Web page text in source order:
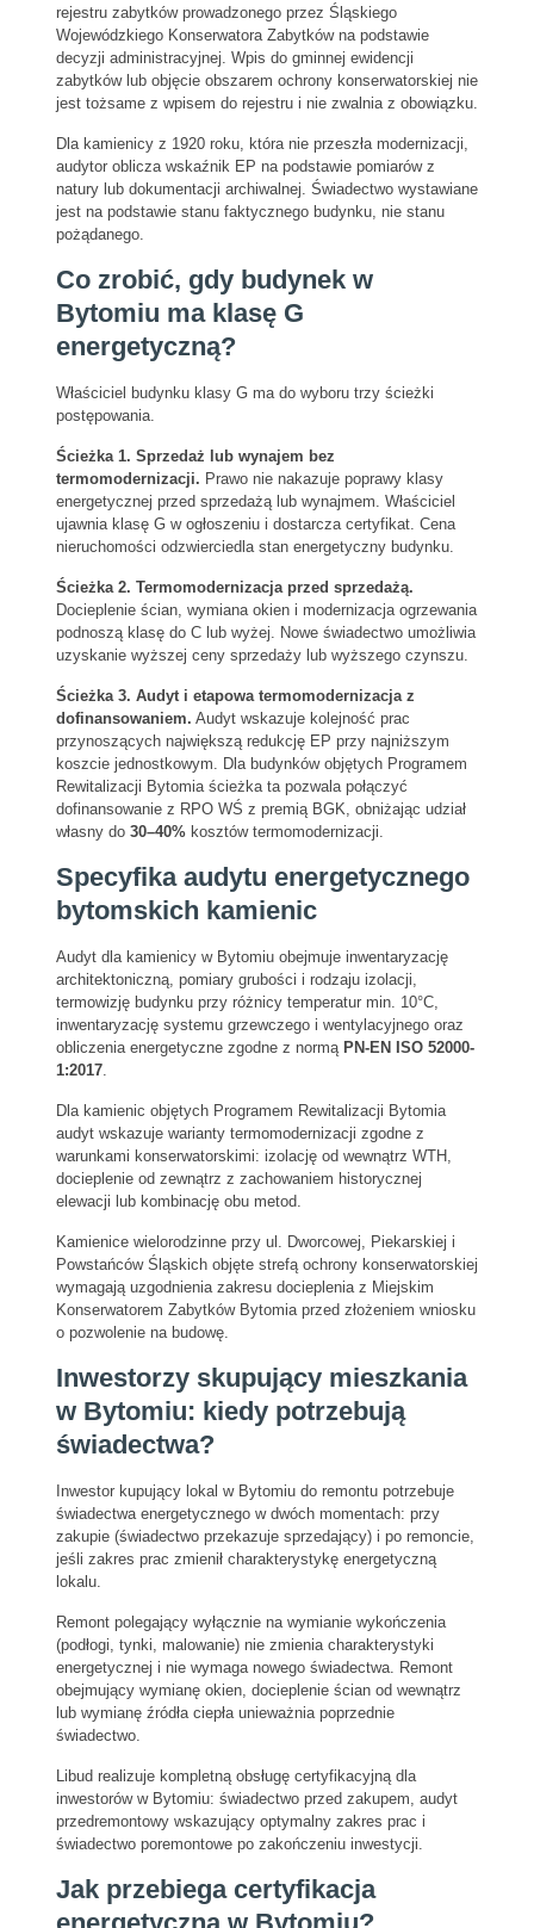
rejestru zabytków prowadzonego przez Śląskiego
Wojewódzkiego Konserwatora Zabytków na podstawie
decyzji administracyjnej. Wpis do gminnej ewidencji
zabytków lub objęcie obszarem ochrony konserwatorskiej nie
jest tożsame z wpisem do rejestru i nie zwalnia z obowiązku.
Dla kamienicy z 1920 roku, która nie przeszła modernizacji,
audytor oblicza wskaźnik EP na podstawie pomiarów z
natury lub dokumentacji archiwalnej. Świadectwo wystawiane
jest na podstawie stanu faktycznego budynku, nie stanu
pożądanego.
Co zrobić, gdy budynek w
Bytomiu ma klasę G
energetyczną?
Właściciel budynku klasy G ma do wyboru trzy ścieżki
postępowania.
Ścieżka 1. Sprzedaż lub wynajem bez
termomodernizacji. Prawo nie nakazuje poprawy klasy
energetycznej przed sprzedażą lub wynajmem. Właściciel
ujawnia klasę G w ogłoszeniu i dostarcza certyfikat. Cena
nieruchomości odzwierciedla stan energetyczny budynku.
Ścieżka 2. Termomodernizacja przed sprzedażą.
Docieplenie ścian, wymiana okien i modernizacja ogrzewania
podnoszą klasę do C lub wyżej. Nowe świadectwo umożliwia
uzyskanie wyższej ceny sprzedaży lub wyższego czynszu.
Ścieżka 3. Audyt i etapowa termomodernizacja z
dofinansowaniem. Audyt wskazuje kolejność prac
przynoszących największą redukcję EP przy najniższym
koszcie jednostkowym. Dla budynków objętych Programem
Rewitalizacji Bytomia ścieżka ta pozwala połączyć
dofinansowanie z RPO WŚ z premią BGK, obniżając udział
własny do 30–40%kosztów termomodernizacji.
Specyfika audytu energetycznego
bytomskich kamienic
Audyt dla kamienicy w Bytomiu obejmuje inwentaryzację
architektoniczną, pomiary grubości i rodzaju izolacji,
termowizję budynku przy różnicy temperatur min. 10°C,
inwentaryzację systemu grzewczego i wentylacyjnego oraz
obliczenia energetyczne zgodne z normą PN-EN ISO 52000-
1:2017.
Dla kamienic objętych Programem Rewitalizacji Bytomia
audyt wskazuje warianty termomodernizacji zgodne z
warunkami konserwatorskimi: izolację od wewnątrz WTH,
docieplenie od zewnątrz z zachowaniem historycznej
elewacji lub kombinację obu metod.
Kamienice wielorodzinne przy ul. Dworcowej, Piekarskiej i
Powstańców Śląskich objęte strefą ochrony konserwatorskiej
wymagają uzgodnienia zakresu docieplenia z Miejskim
Konserwatorem Zabytków Bytomia przed złożeniem wniosku
o pozwolenie na budowę.
Inwestorzy skupujący mieszkania
w Bytomiu: kiedy potrzebują
świadectwa?
Inwestor kupujący lokal w Bytomiu do remontu potrzebuje
świadectwa energetycznego w dwóch momentach: przy
zakupie (świadectwo przekazuje sprzedający) i po remoncie,
jeśli zakres prac zmienił charakterystykę energetyczną
lokalu.
Remont polegający wyłącznie na wymianie wykończenia
(podłogi, tynki, malowanie) nie zmienia charakterystyki
energetycznej i nie wymaga nowego świadectwa. Remont
obejmujący wymianę okien, docieplenie ścian od wewnątrz
lub wymianę źródła ciepła unieważnia poprzednie
świadectwo.
Libud realizuje kompletną obsługę certyfikacyjną dla
inwestorów w Bytomiu: świadectwo przed zakupem, audyt
przedremontowy wskazujący optymalny zakres prac i
świadectwo poremontowe po zakończeniu inwestycji.
Jak przebiega certyfikacja